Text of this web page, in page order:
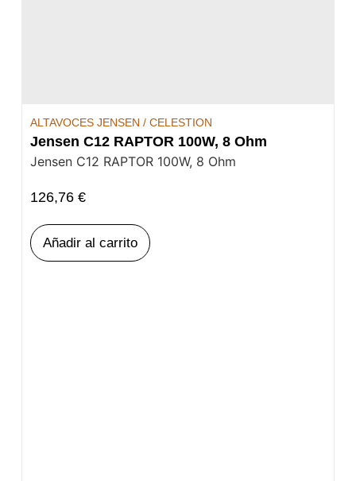
ALTAVOCES JENSEN / CELESTION
Jensen C12 RAPTOR 100W, 8 Ohm
Jensen C12 RAPTOR 100W, 8 Ohm
126,76 €
Añadir al carrito